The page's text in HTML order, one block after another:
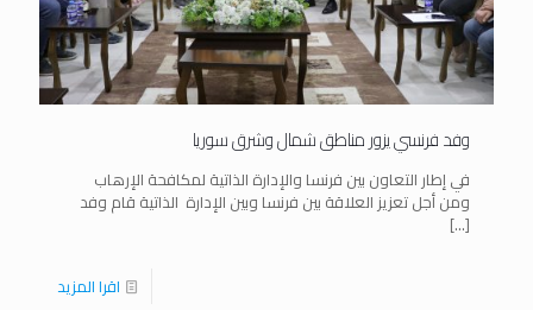
وفد فرنسي يزور مناطق شمال وشرق سوريا
في إطار التعاون بين فرنسا والإدارة الذاتية لمكافحة الإرهاب
ومن أجل تعزيز العلاقة بين فرنسا وبين الإدارة الذاتية قام وفد
[…]
اقرا المزيد